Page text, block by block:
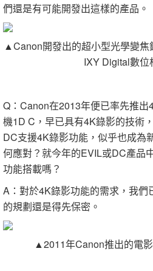
們還是有可能開發出這樣的產品。
▲Canon開發出的超小型光學變
IXY Digital數位
Q：Canon在2013年便已率先推
機1D C，早已具有4K錄影的技術
DC支援4K錄影功能，似乎也成為
何應對？就今年的EVIL或DC產品
功能搭載嗎？
A：對於4K錄影功能的需求，我們
的規劃還是得先保密。
▲2011年Canon推出的電